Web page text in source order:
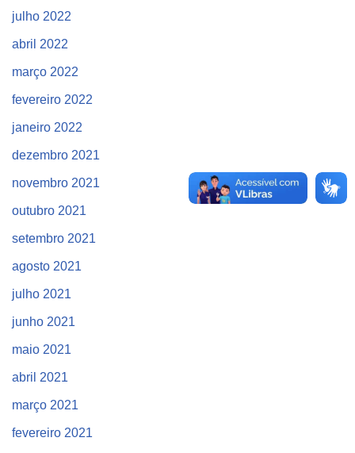
julho 2022
abril 2022
março 2022
fevereiro 2022
janeiro 2022
dezembro 2021
novembro 2021
outubro 2021
setembro 2021
agosto 2021
julho 2021
junho 2021
maio 2021
abril 2021
março 2021
fevereiro 2021